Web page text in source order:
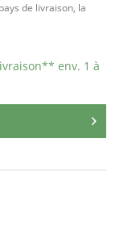
de livraison, la
env. 1 à